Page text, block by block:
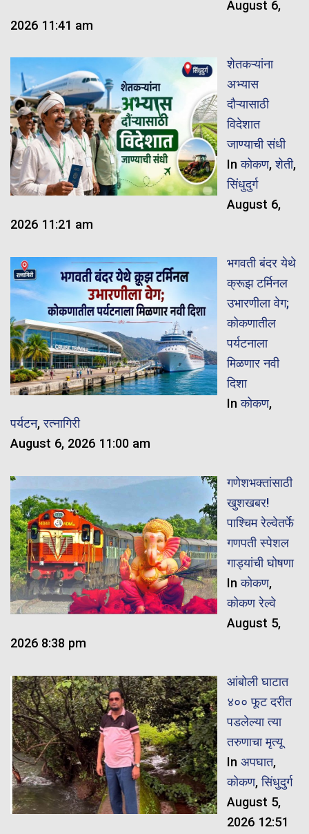
August 6,
2026 11:41 am
शेतकऱ्यांना
अभ्यास
दौऱ्यासाठी
विदेशात
जाण्याची संधी
Inकोकण,शेती,
सिंधुदुर्ग
August 6,
2026 11:21 am
भगवती बंदर येथे
क्रूझ टर्मिनल
उभारणीला वेग;
कोकणातील
पर्यटनाला
मिळणार नवी
दिशा
Inकोकण,
पर्यटन,रत्नागिरी
August 6, 2026 11:00 am
गणेशभक्तांसाठी
खुशखबर!
पाश्चिम रेल्वेतर्फे
गणपती स्पेशल
गाड्यांची घोषणा
Inकोकण,
कोकण रेल्वे
August 5,
2026 8:38 pm
आंबोली घाटात
४०० फूट दरीत
पडलेल्या त्या
तरुणाचा मृत्यू
In अपघात,
कोकण,सिंधुदुर्ग
August 5,
2026 12:51